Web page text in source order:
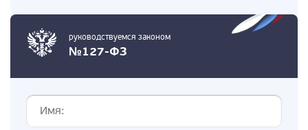
руководствуемся законом
№127-ФЗ